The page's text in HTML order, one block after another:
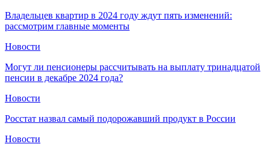
Владельцев квартир в 2024 году ждут пять изменений:
рассмотрим главные моменты
Новости
Могут ли пенсионеры рассчитывать на выплату тринадцатой
пенсии в декабре 2024 года?
Новости
Росстат назвал самый подорожавший продукт в России
Новости